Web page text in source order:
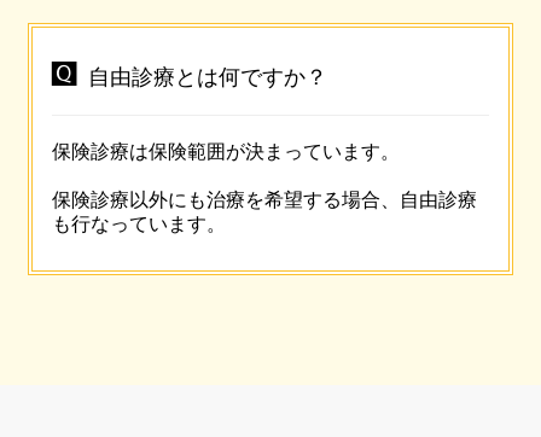
 自由診療とは何ですか？
保険診療は保険範囲が決まっています。
保険診療以外にも治療を希望する場合、自由診療
も行なっています。